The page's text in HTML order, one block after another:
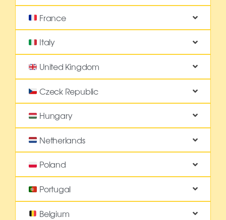
France
Italy
United Kingdom
Czeck Republic
Hungary
Netherlands
Poland
Portugal
Belgium